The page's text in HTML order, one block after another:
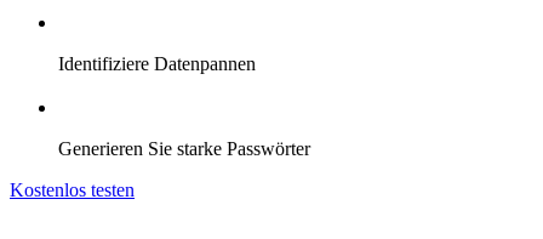
Identifiziere Datenpannen
Generieren Sie starke Passwörter
Kostenlos testen